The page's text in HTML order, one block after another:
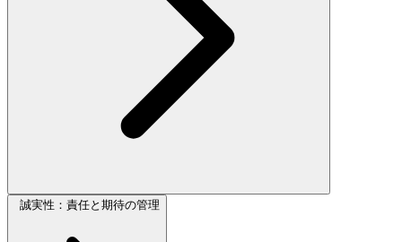
誠実性：責任と期待の管理